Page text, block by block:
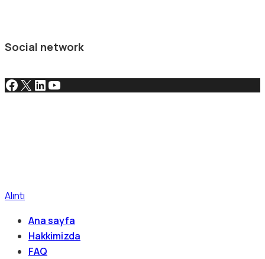
Social network
Facebook
X LinkedIn
YouTube
Alıntı
Ana sayfa
Hakkimizda
FAQ